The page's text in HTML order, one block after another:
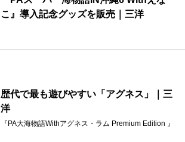
こ』導入記念グッズを販売｜三洋
歴代で最も遊びやすい「アグネス」｜三
洋
『PA大海物語Withアグネス・ラム Premium Edition 』